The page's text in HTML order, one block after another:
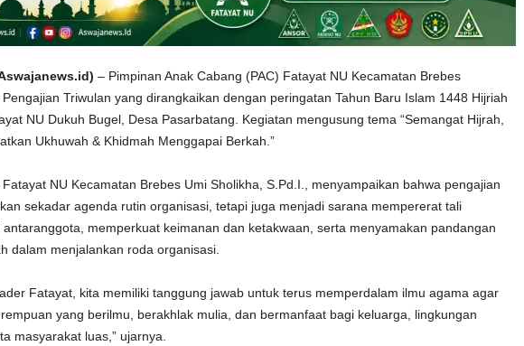
– Pimpinan Anak Cabang (PAC) Fatayat NU Kecamatan Brebes
Triwulan yang dirangkaikan dengan peringatan Tahun Baru Islam 1448 Hijriah
NU Dukuh Bugel, Desa Pasarbatang. Kegiatan mengusung tema “Semangat Hijrah,
Ukhuwah & Khidmah Menggapai Berkah.”
Fatayat NU Kecamatan Brebes Umi Sholikha, S.Pd.I., menyampaikan bahwa pengajian
sekadar agenda rutin organisasi, tetapi juga menjadi sarana mempererat tali
antaranggota, memperkuat keimanan dan ketakwaan, serta menyamakan pandangan
dalam menjalankan roda organisasi.
Fatayat, kita memiliki tanggung jawab untuk terus memperdalam ilmu agama agar
yang berilmu, berakhlak mulia, dan bermanfaat bagi keluarga, lingkungan
masyarakat luas,” ujarnya.